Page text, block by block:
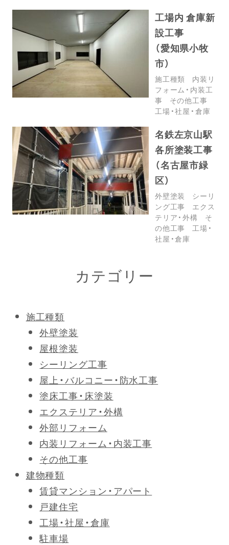
工場内 倉庫新
設工事
（愛知県小牧
市）
施工種類
内装リ
フォーム・内装工
事
その他工事
工場・社屋・倉庫
名鉄左京山駅
各所塗装工事
（名古屋市緑
区）
外壁塗装
シーリ
ング工事
エクス
テリア・外構
そ
の他工事
工場・
社屋・倉庫
カテゴリー
施工種類
外壁塗装
屋根塗装
シーリング工事
屋上・バルコニー・防水工事
塗床工事・床塗装
エクステリア・外構
外部リフォーム
内装リフォーム・内装工事
その他工事
建物種類
賃貸マンション・アパート
戸建住宅
工場・社屋・倉庫
駐車場